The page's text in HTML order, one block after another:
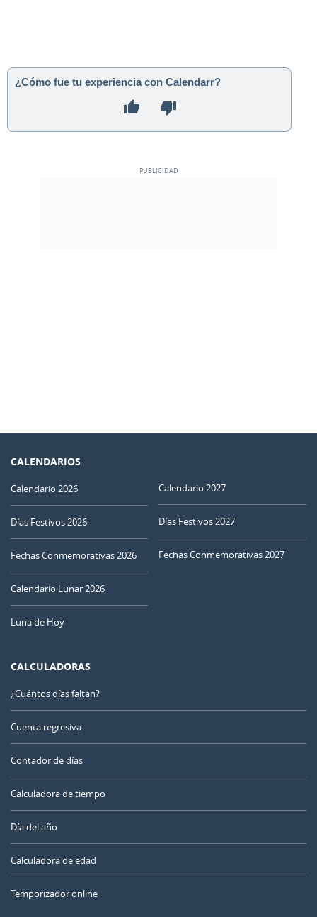
¿Cómo fue tu experiencia con Calendarr?
CALENDARIOS
Calendario 2026
Días Festivos 2026
Fechas Conmemorativas 2026
Calendario Lunar 2026
Luna de Hoy
Calendario 2027
Días Festivos 2027
Fechas Conmemorativas 2027
CALCULADORAS
¿Cuántos días faltan?
Cuenta regresiva
Contador de días
Calculadora de tiempo
Día del año
Calculadora de edad
Temporizador online